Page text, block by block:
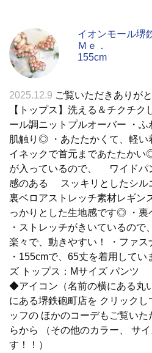
イオンモール堺
Ｍｅ．
155cm
2025.12.9 ご覧いただきありが
【トップス】洗える＆チ
ール調ニットプルオーバー ・
肌触り◎ ・あたたかくて、軽い
イネックで首元まであたたか
が入っているので、 ワイドパ
感のある スッキリとしたシ
裏ベロアストレッチ素材レギン
っかりとした生地感です◎ ・裏
・ストレッチがきいているの
楽々で、動きやすい！ ・ファス
・155cmで、65丈を着用してい
ズ トップス：Mサイズ パンツ
◆アイコン（名前の横にある丸
にある堺鉄砲町店を クリック
ッフの ほかのコーデもご覧い
らから （その他のカラー、 サ
す！！）